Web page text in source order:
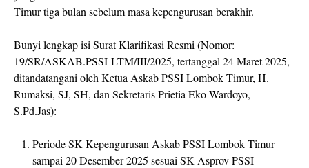
Timur tiga bulan sebelum masa kepengurusan berakhir.
Bunyi lengkap isi Surat Klarifikasi Resmi (Nomor:
19/SR/ASKAB.PSSI-LTM/III/2025, tertanggal 24 Maret 2025,
ditandatangani oleh Ketua Askab PSSI Lombok Timur, H.
Rumaksi, SJ, SH, dan Sekretaris Prietia Eko Wardoyo,
S.Pd.Jas):
Periode SK Kepengurusan Askab PSSI Lombok Timur
sampai 20 Desember 2025 sesuai SK Asprov PSSI